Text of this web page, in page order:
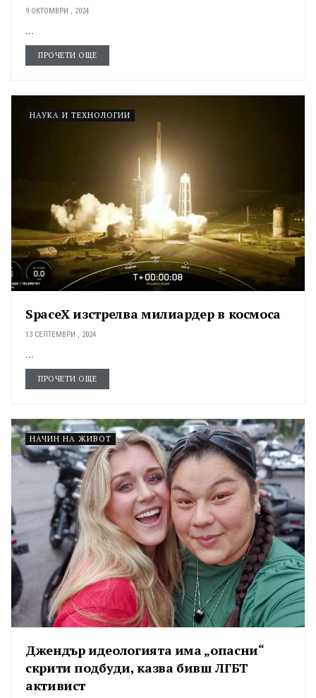
9 ОКТОМВРИ , 2024
ПРОЧЕТИ ОЩЕ
НАУКА И ТЕХНОЛОГИИ
SpaceX изстрелва милиардер в космоса
13 СЕПТЕМВРИ , 2024
ПРОЧЕТИ ОЩЕ
НАЧИН НА ЖИВОТ
Джендър идеологията има „опасни“
скрити подбуди, казва бивш ЛГБТ
активист